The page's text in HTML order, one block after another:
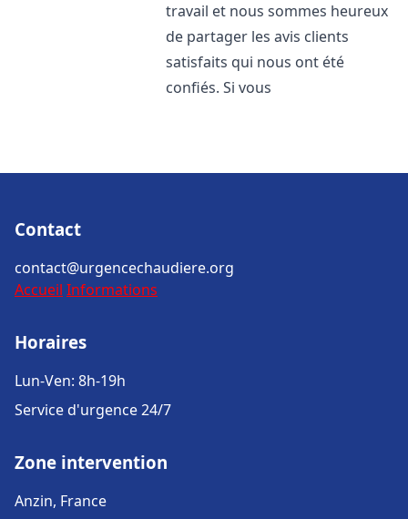
travail et nous sommes heureux
de partager les avis clients
satisfaits qui nous ont été
confiés. Si vous
Contact
contact@urgencechaudiere.org
Accueil Informations
Horaires
Lun-Ven: 8h-19h
Service d'urgence 24/7
Zone intervention
Anzin, France